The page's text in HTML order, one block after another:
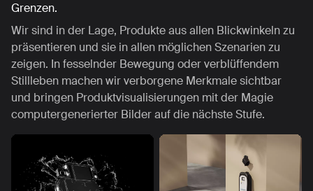
Grenzen.
Wir sind in der Lage, Produkte aus allen Blickwinkeln zu
präsentieren und sie in allen möglichen Szenarien zu
zeigen. In fesselnder Bewegung oder verblüffendem
Stillleben machen wir verborgene Merkmale sichtbar
und bringen Produktvisualisierungen mit der Magie
computergenerierter Bilder auf die nächste Stufe.